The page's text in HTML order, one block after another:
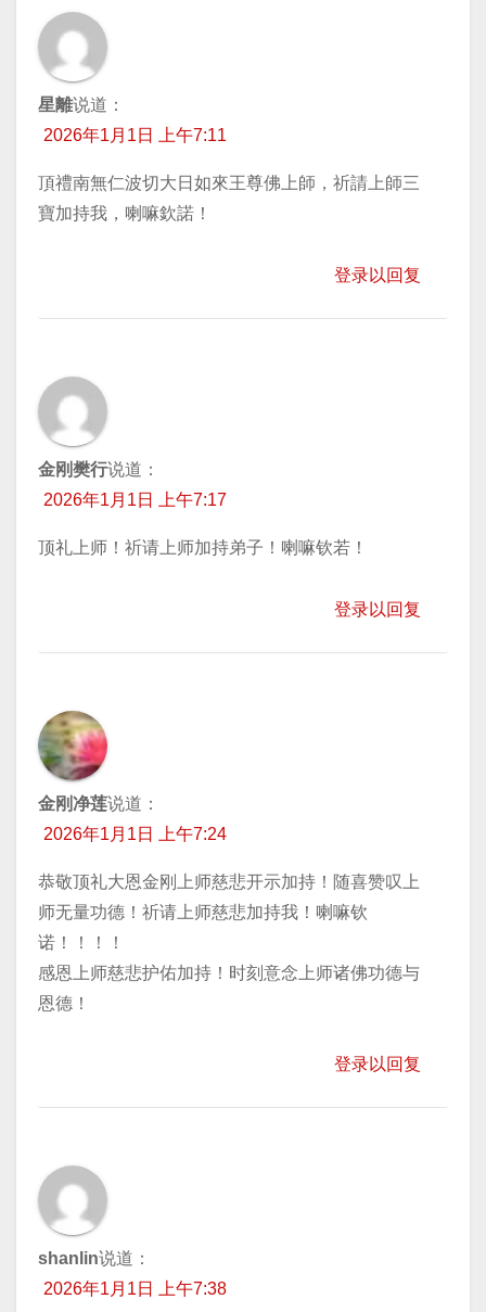
星離说道：
2026年1月1日 上午7:11
頂禮南無仁波切大日如來王尊佛上師，祈請上師三
寶加持我，喇嘛欽諾！
登录以回复
金刚樊行说道：
2026年1月1日 上午7:17
顶礼上师！祈请上师加持弟子！喇嘛钦若！
登录以回复
金刚净莲说道：
2026年1月1日 上午7:24
恭敬顶礼大恩金刚上师慈悲开示加持！随喜赞叹上
师无量功德！祈请上师慈悲加持我！喇嘛钦
诺！！！！
感恩上师慈悲护佑加持！时刻意念上师诸佛功德与
恩德！
登录以回复
shanlin说道：
2026年1月1日 上午7:38